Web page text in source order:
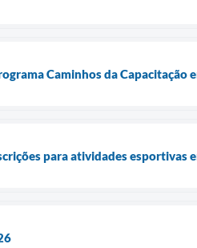
Caminhos da Capacitação
para atividades esportivas